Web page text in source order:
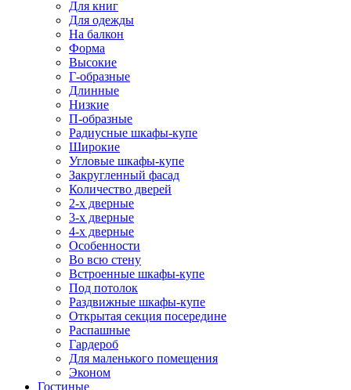
Для книг
Для одежды
На балкон
Форма
Высокие
Г-образные
Длинные
Низкие
П-образные
Радиусные шкафы-купе
Широкие
Угловые шкафы-купе
Закругленный фасад
Количество дверей
2-х дверные
3-х дверные
4-х дверные
Особенности
Во всю стену
Встроенные шкафы-купе
Под потолок
Раздвижные шкафы-купе
Открытая секция посередине
Распашные
Гардероб
Для маленького помещения
Эконом
Гостиные